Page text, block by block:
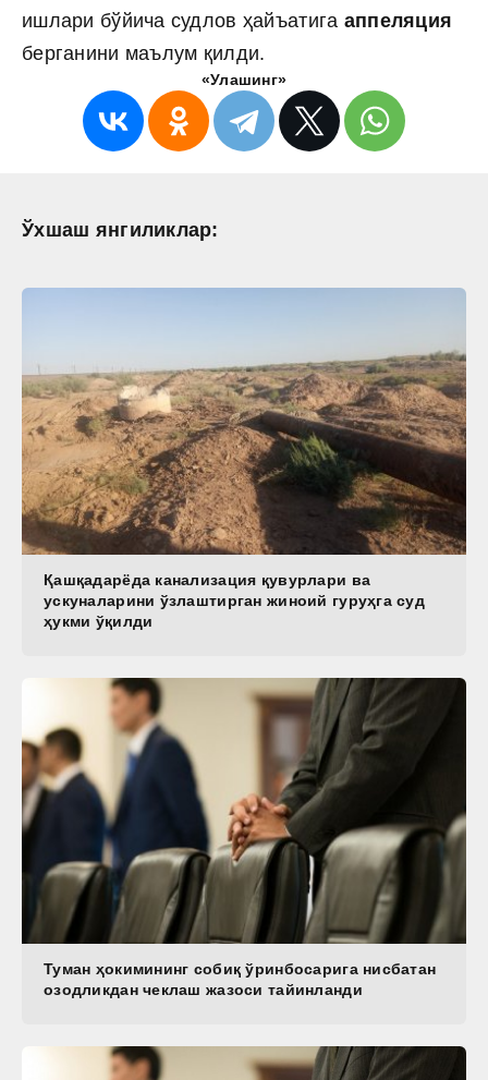
ишлари бўйича судлов ҳайъатига аппеляция
берганини маълум қилди.
«Улашинг»
Ўхшаш янгиликлар:
Қашқадарёда канализация қувурлари ва
ускуналарини ўзлаштирган жиноий гуруҳга суд
ҳукми ўқилди
Туман ҳокимининг собиқ ўринбосарига нисбатан
озодликдан чеклаш жазоси тайинланди